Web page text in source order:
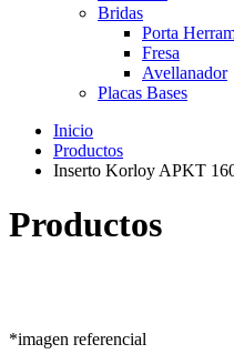
Bridas
Porta
Fresa
Avellanador
Placas Bases
Inicio
Productos
Inserto Korloy APKT
Productos
*imagen referencial